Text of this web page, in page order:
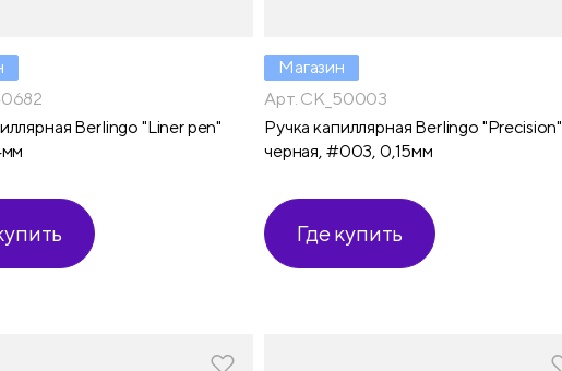
Berlingo "Liner pen"
Магазин
Арт. CK_50003
Ручка капиллярная Berlingo "Precision"
черная, #003, 0,15мм
Где купить